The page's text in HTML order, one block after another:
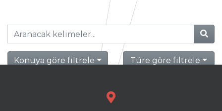
Konuya göre filtrele Türe göre filtrele